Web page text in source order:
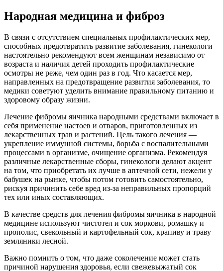
Народная медицина и фиброз
В связи с отсутствием специальных профилактических мер,
способных предотвратить развитие заболевания, гинекологи
настоятельно рекомендуют всем женщинам независимо от
возраста и наличия детей проходить профилактические
осмотры не реже, чем один раз в год. Что касается мер,
направленных на предотвращение развития заболевания, то
медики советуют уделить внимание правильному питанию и
здоровому образу жизни.
Лечение фибромы яичника народными средствами включает в
себя применение настоев и отваров, приготовленных из
лекарственных трав и растений. Цель такого лечения —
укрепление иммунной системы, борьба с воспалительными
процессами в организме, очищение организма. Рекомендуя
различные лекарственные сборы, гинекологи делают акцент
на том, что приобретать их лучше в аптечной сети, нежели у
бабушек на рынке, чтобы потом готовить самостоятельно,
рискуя причинить себе вред из-за неправильных пропорций
тех или иных составляющих.
В качестве средств для лечения фибромы яичника в народной
медицине используют чистотел и сок моркови, ромашку и
прополис, свекольный и картофельный сок, крапиву и траву
земляники лесной.
Важно помнить о том, что даже соколечение может стать
причиной нарушения здоровья, если свежевыжатый сок